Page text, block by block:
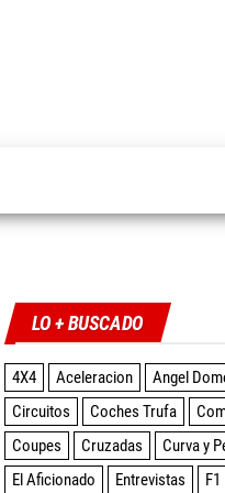
LO + BUSCADO
4X4 Aceleracion Angel
Circuitos
Coches Trufa
Coupes
Cruzadas Curva y
El Aficionado
Entrevistas F1